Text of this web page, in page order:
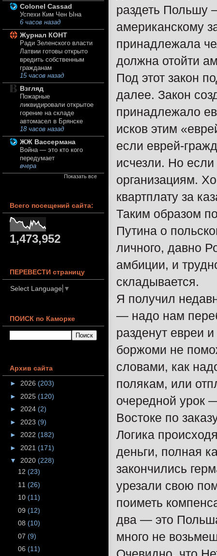
раздеть Польшу
американскому
принадлежала
должна отойти
Под этот закон
далее. Закон
принадлежало
исков этим
если еврей-
исчезли. Но
организациям.
квартплату за
Таким образом
Путина о
личного, давно
амбиции, и
складывается.
Я получил
— надо нам
разденут евреи
боржоми не
словами, как
полякам, или
очередной урок
Востоке по
Логика
деньги, полная
закончились
урезали свою
поиметь
два — это
много не
Colonel Cassad
Успехи Ким Чен Ына
6 часов назад
Журнал КОНТ
Ради Зеленского власти
Латвии готовы открыто
вредить собственным
гражданам
15 часов назад
Взгляд
Пожарные
ликвидировали открытое
горение на складе
автомасел в Брянске
18 часов назад
ЖЖ Вассермана
Война — это кто кого
передумает
вчера
Показать все
Всего посещений сайта:
1,473,952
ПЕРЕВЕСТИ страницу
Select Language ▼
ПОИСК по Каморке
Архив сайта
► 2026 (203)
► 2025 (120)
► 2024 (2)
► 2023 (9)
► 2022 (182)
► 2021 (171)
▼ 2020 (228)
12 (23)
11 (26)
10 (11)
09 (12)
08 (10)
07 (9)
06 (11)